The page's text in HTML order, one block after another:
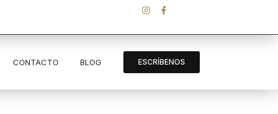
ESCRÍBENOS
CONTACTO BLOG